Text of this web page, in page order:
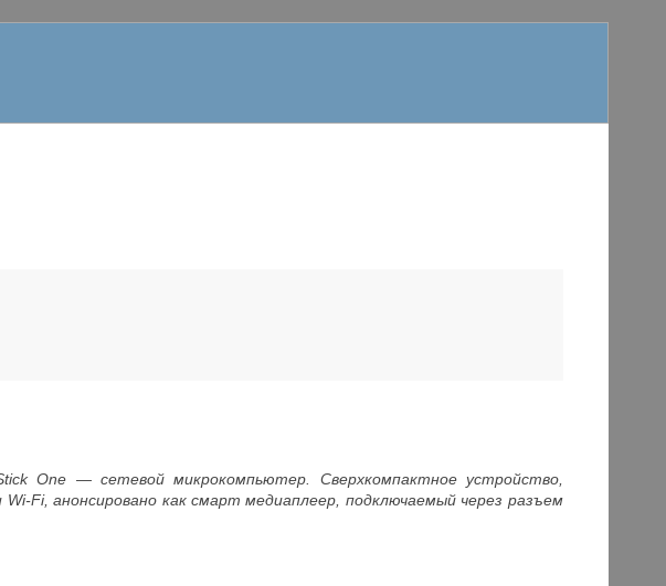
One — сетевой микрокомпьютер. Сверхкомпактное устройство,
Wi-Fi, анонсировано как смарт медиаплеер, подключаемый через разъем